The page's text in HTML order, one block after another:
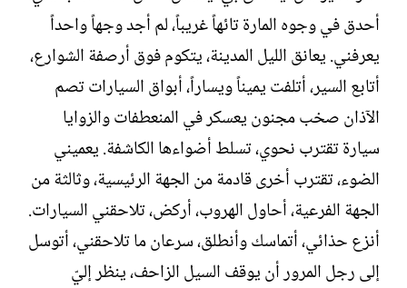
أحدق في وجوه المارة تائهاً غريباً، لم أجد وجهاً واحداً
يعرفني. يعانق الليل المدينة، يتكوم فوق أرصفة الشوارع،
أتابع السير، أتلفت يميناً ويساراً، أبواق السيارات تصم
الآذان صخب مجنون يعسكر في المنعطفات والزوايا
سيارة تقترب نحوي، تسلط أضواءها الكاشفة. يعميني
الضوء، تقترب أخرى قادمة من الجهة الرئيسية، وثالثة من
الجهة الفرعية، أحاول الهروب، أركض، تلاحقني السيارات.
أنزع حذائي، أتماسك وأنطلق، سرعان ما تلاحقني، أتوسل
إلى رجل المرور أن يوقف السيل الزاحف، ينظر إليّ